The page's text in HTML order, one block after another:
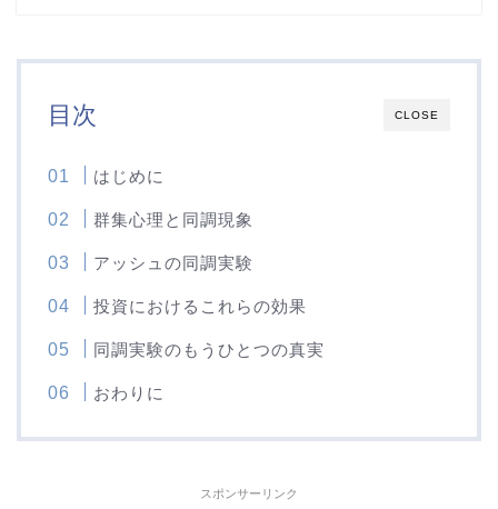
CLOSE
目次
はじめに
群集心理と同調現象
アッシュの同調実験
投資におけるこれらの効果
同調実験のもうひとつの真実
おわりに
スポンサーリンク